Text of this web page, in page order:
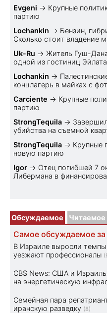
Evgeni → Крупные
партию
Lochankin → Бензин,
Cколько стоит владение
Uk-Ru → Житель Гуш-
одной из гостиниц Эйлата
Lochankin →
концлагерь в майках с
Carciente → Крупные
партию
StrongTequila →
убийства на съемной
StrongTequila → Крупные
новую партию
Igor → Отец погибшей 7
Либермана в
Обсуждаемое Читаемое
Самое обсуждаемое
В Израиле выросли
уезжают профессионалы
CBS News: США и
на энергетическую
Семейная пара
иранскую разведку (8)